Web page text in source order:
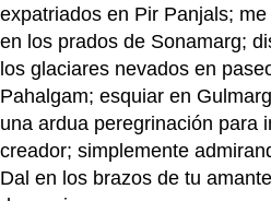
expatriados en Pir Panjals;
en los prados de Sonamarg;
los glaciares nevados en
Pahalgam; esquiar en
una ardua peregrinación para
creador; simplemente
Dal en los brazos de tu